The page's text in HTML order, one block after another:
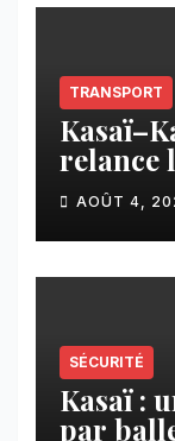
TRANSPORT
relance
AOÛT 4,
SÉCURITÉ
Kasaï :
par